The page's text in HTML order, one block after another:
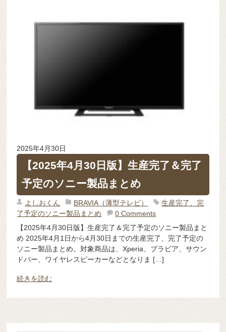
2025年4月30日
【2025年4月30日版】生産完了＆完了
予定のソニー製品まとめ
よしおくん BRAVIA（薄型テレビ）
生産完了、完
了予定のソニー製品まとめ
0 Comments
【2025年4月30日版】生産完了＆完了予定のソニー製品まと
め 2025年4月1日から4月30日までの生産完了、完了予定の
ソニー製品まとめ。対象商品は、Xperia、ブラビア、サウン
ドバー、ワイヤレスピーカーなどとなりま […]
続きを読む